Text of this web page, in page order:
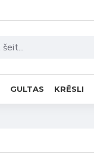
GULTAS KRĒSLI